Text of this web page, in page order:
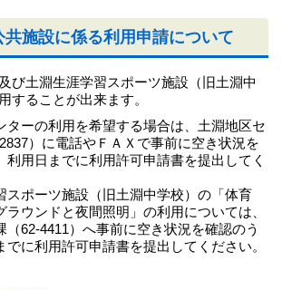
共施設に係る利用申請について
び土淵生涯学習スポーツ施設（旧土淵中
することが出来ます。
ターの利用を希望する場合は、土淵地区セ
）に電話やＦＡＸで事前に空き状況を
利用日までに利用許可申請書を提出してく
スポーツ施設（旧土淵中学校）の「体育
ラウンドと夜間照明」の利用については、
（62-4411）へ事前に空き状況を確認のう
でに利用許可申請書を提出してください。